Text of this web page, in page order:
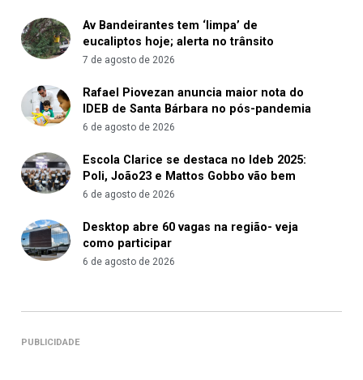
Av Bandeirantes tem ‘limpa’ de
eucaliptos hoje; alerta no trânsito
7 de agosto de 2026
Rafael Piovezan anuncia maior nota do
IDEB de Santa Bárbara no pós-pandemia
6 de agosto de 2026
Escola Clarice se destaca no Ideb 2025:
Poli, João23 e Mattos Gobbo vão bem
6 de agosto de 2026
Desktop abre 60 vagas na região- veja
como participar
6 de agosto de 2026
PUBLICIDADE